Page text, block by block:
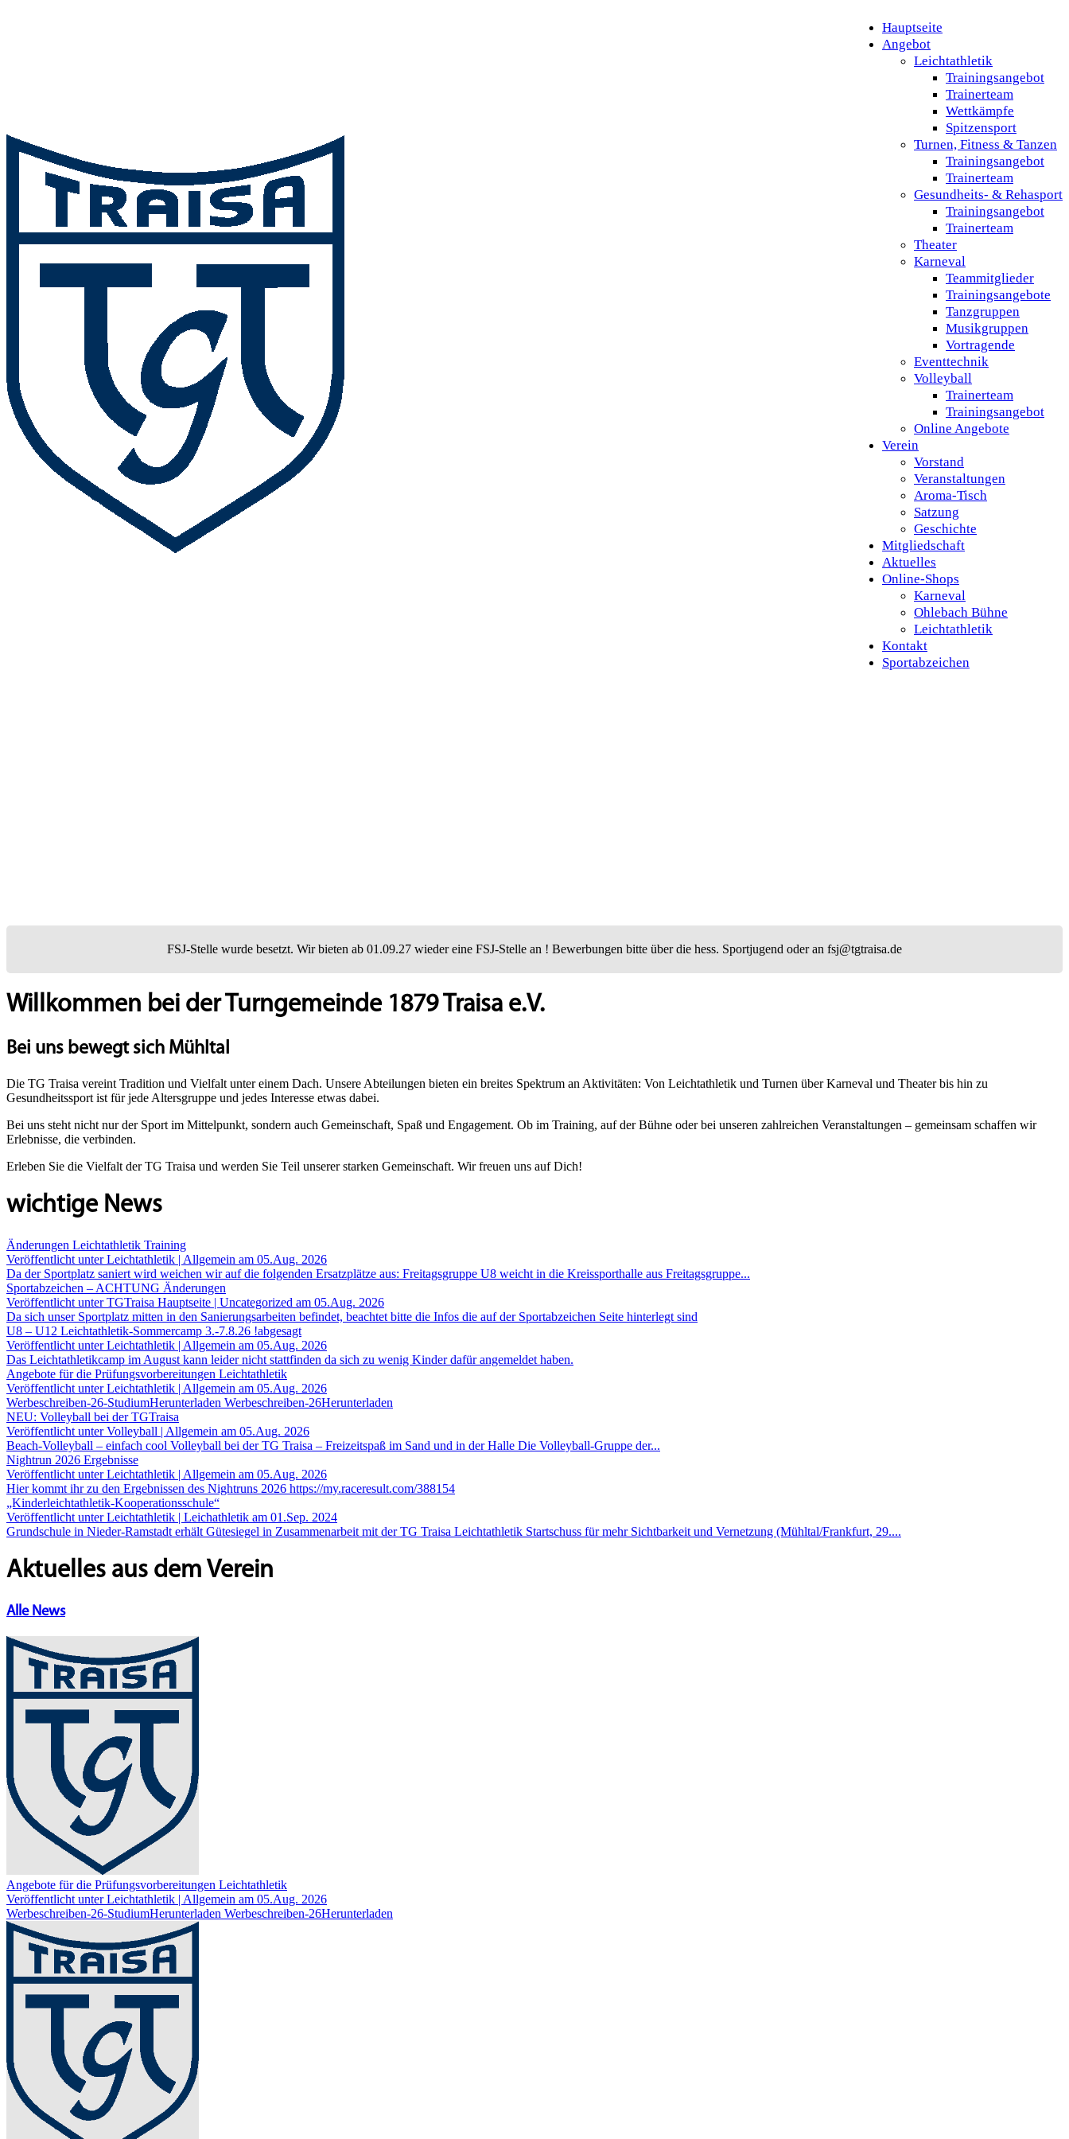
Hauptseite
Angebot
Leichtathletik
Trainingsangebot
Trainerteam
Wettkämpfe
Spitzensport
Turnen, Fitness & Tanzen
Trainingsangebot
Trainerteam
Gesundheits- & Rehasport
Trainingsangebot
Trainerteam
Theater
Karneval
Teammitglieder
Trainingsangebote
Tanzgruppen
Musikgruppen
Vortragende
Eventtechnik
Volleyball
Trainerteam
Trainingsangebot
Online Angebote
Verein
Vorstand
Veranstaltungen
Aroma-Tisch
Satzung
Geschichte
Mitgliedschaft
Aktuelles
Online-Shops
Karneval
Ohlebach Bühne
Leichtathletik
Kontakt
Sportabzeichen
Zu unseren Abteilungen
FSJ-Stelle wurde besetzt. Wir bieten ab 01.09.27 wieder eine FSJ-Stelle an ! Bewerbungen bitte über die hess. Sportjugend oder an fsj@tgtraisa.de
Willkommen bei der Turngemeinde 1879 Traisa e.V.
Bei uns bewegt sich Mühltal
Die TG Traisa vereint Tradition und Vielfalt unter einem Dach. Unsere Abteilungen bieten ein breites Spektrum an Aktivitäten: Von Leichtathletik und Turnen über Karneval und Theater bis hin zu
Gesundheitssport ist für jede Altersgruppe und jedes Interesse etwas dabei.
Bei uns steht nicht nur der Sport im Mittelpunkt, sondern auch Gemeinschaft, Spaß und Engagement. Ob im Training, auf der Bühne oder bei unseren zahlreichen Veranstaltungen – gemeinsam schaffen wir
Erlebnisse, die verbinden.
Erleben Sie die Vielfalt der TG Traisa und werden Sie Teil unserer starken Gemeinschaft. Wir freuen uns auf Dich!
wichtige News
Änderungen Leichtathletik Training
Veröffentlicht unter Leichtathletik | Allgemein am 05.Aug. 2026
Da der Sportplatz saniert wird weichen wir auf die folgenden Ersatzplätze aus: Freitagsgruppe U8 weicht in die Kreissporthalle aus Freitagsgruppe...
Sportabzeichen – ACHTUNG Änderungen
Veröffentlicht unter TGTraisa Hauptseite | Uncategorized am 05.Aug. 2026
Da sich unser Sportplatz mitten in den Sanierungsarbeiten befindet, beachtet bitte die Infos die auf der Sportabzeichen Seite hinterlegt sind
U8 – U12 Leichtathletik-Sommercamp 3.-7.8.26 !abgesagt
Veröffentlicht unter Leichtathletik | Allgemein am 05.Aug. 2026
Das Leichtathletikcamp im August kann leider nicht stattfinden da sich zu wenig Kinder dafür angemeldet haben.
Angebote für die Prüfungsvorbereitungen Leichtathletik
Veröffentlicht unter Leichtathletik | Allgemein am 05.Aug. 2026
Werbeschreiben-26-StudiumHerunterladen Werbeschreiben-26Herunterladen
NEU: Volleyball bei der TGTraisa
Veröffentlicht unter Volleyball | Allgemein am 05.Aug. 2026
Beach-Volleyball – einfach cool Volleyball bei der TG Traisa – Freizeitspaß im Sand und in der Halle Die Volleyball-Gruppe der...
Nightrun 2026 Ergebnisse
Veröffentlicht unter Leichtathletik | Allgemein am 05.Aug. 2026
Hier kommt ihr zu den Ergebnissen des Nightruns 2026 https://my.raceresult.com/388154
„Kinderleichtathletik-Kooperationsschule“
Veröffentlicht unter Leichtathletik | Leichathletik am 01.Sep. 2024
Grundschule in Nieder-Ramstadt erhält Gütesiegel in Zusammenarbeit mit der TG Traisa Leichtathletik Startschuss für mehr Sichtbarkeit und Vernetzung (Mühltal/Frankfurt, 29....
Aktuelles aus dem Verein
Alle News
Angebote für die Prüfungsvorbereitungen Leichtathletik
Veröffentlicht unter Leichtathletik | Allgemein am 05.Aug. 2026
Werbeschreiben-26-StudiumHerunterladen Werbeschreiben-26Herunterladen